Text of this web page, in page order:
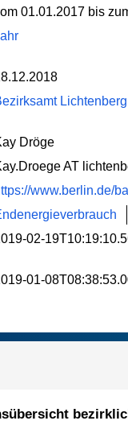
01.01.2017 bis
Dröge
AT
www.berlin.de/
02-
01-